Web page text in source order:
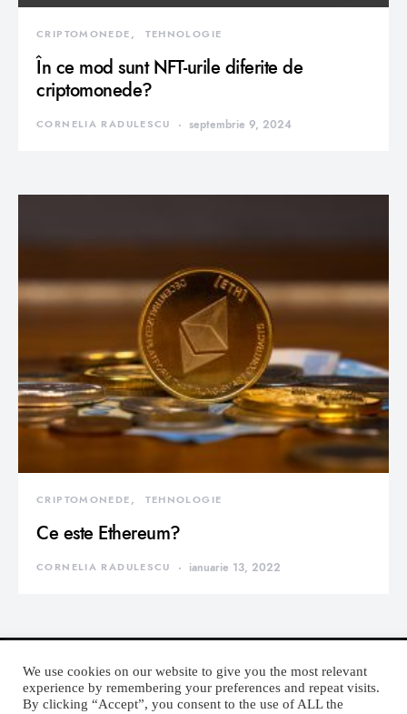
CRIPTOMONEDE TEHNOLOGIE
În ce mod sunt NFT-urile diferite de
criptomonede?
CORNELIA RADULESCU septembrie 9, 2024
CRIPTOMONEDE TEHNOLOGIE
Ce este Ethereum?
CORNELIA RADULESCU ianuarie 13, 2022
We use cookies on our website to give you the most relevant
experience by remembering your preferences and repeat visits.
By clicking “Accept”, you consent to the use of ALL the